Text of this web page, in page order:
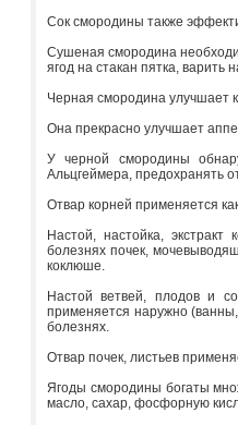
Сок смородины также
Сушеная смородина
ягод на стакан пятка, варить
Черная смородина улучшает
Она прекрасно улучшает
У черной смородины
Альцгеймера, предохранять
Отвар корней применяется
Настой, настойка,
болезнях почек,
коклюше.
Настой ветвей, плодов и
применяется наружно
болезнях.
Отвар почек, листьев
Ягоды смородины богаты
масло, сахар, фосфорную